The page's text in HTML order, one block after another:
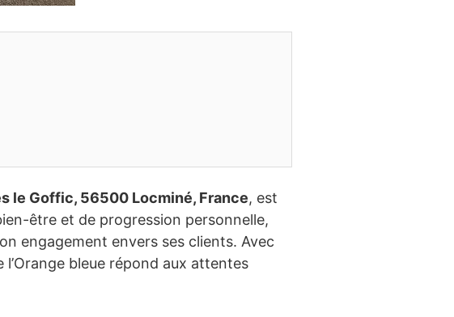
le Goffic, 56500 Locminé, France, est
être et de progression personnelle,
engagement envers ses clients. Avec
bleue répond aux attentes